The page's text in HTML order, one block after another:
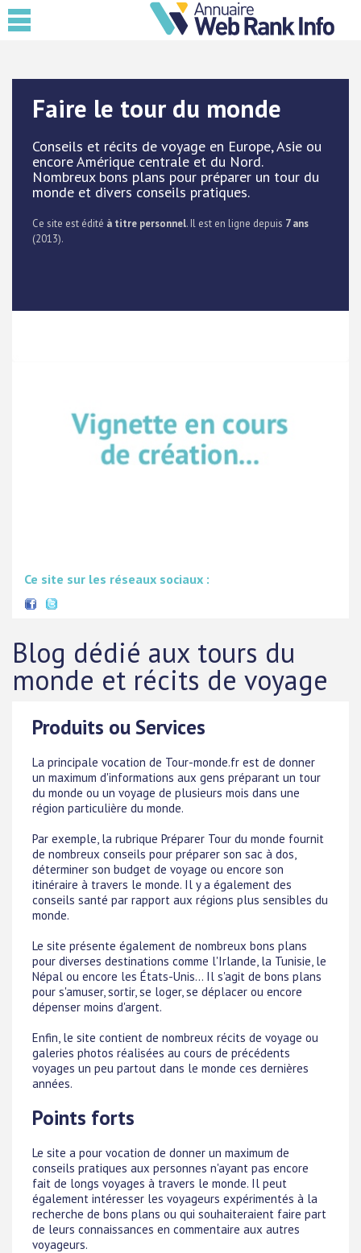
Faire le tour du monde
Conseils et récits de voyage en Europe, Asie ou
encore Amérique centrale et du Nord.
Nombreux bons plans pour préparer un tour du
monde et divers conseils pratiques.
Ce site est édité à titre personnel. Il est en ligne depuis 7 ans
(2013).
Ce site sur les réseaux sociaux :
Blog dédié aux tours du
monde et récits de voyage
Produits ou Services
La principale vocation de Tour-monde.fr est de donner
un maximum d'informations aux gens préparant un tour
du monde ou un voyage de plusieurs mois dans une
région particulière du monde.
Par exemple, la rubrique Préparer Tour du monde fournit
de nombreux conseils pour préparer son sac à dos,
déterminer son budget de voyage ou encore son
itinéraire à travers le monde. Il y a également des
conseils santé par rapport aux régions plus sensibles du
monde.
Le site présente également de nombreux bons plans
pour diverses destinations comme l'Irlande, la Tunisie, le
Népal ou encore les États-Unis... Il s'agit de bons plans
pour s'amuser, sortir, se loger, se déplacer ou encore
dépenser moins d'argent.
Enfin, le site contient de nombreux récits de voyage ou
galeries photos réalisées au cours de précédents
voyages un peu partout dans le monde ces dernières
années.
Points forts
Le site a pour vocation de donner un maximum de
conseils pratiques aux personnes n'ayant pas encore
fait de longs voyages à travers le monde. Il peut
également intéresser les voyageurs expérimentés à la
recherche de bons plans ou qui souhaiteraient faire part
de leurs connaissances en commentaire aux autres
voyageurs.